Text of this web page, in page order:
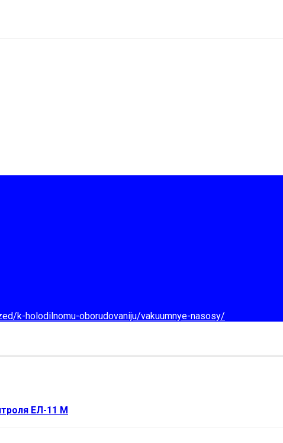
k-holodilnomu-oborudovaniju/vakuumnye-nasosy/
ЕЛ-11 М